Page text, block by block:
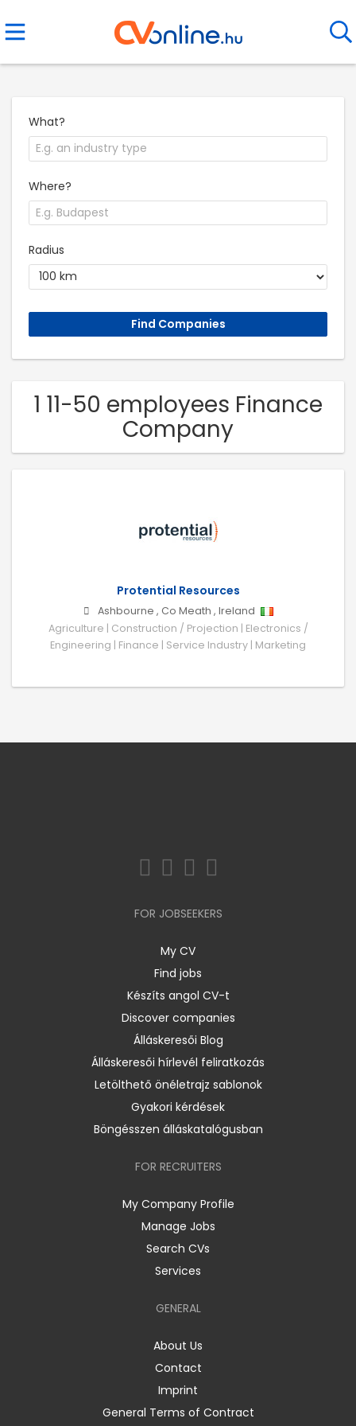
What?
Where?
Radius
1 11-50 employees Finance
Company
Protential Resources
Ashbourne , Co Meath , Ireland
Agriculture | Construction / Projection | Electronics /
Engineering | Finance | Service Industry | Marketing
FOR JOBSEEKERS
My CV
Find jobs
Készíts angol CV-t
Discover companies
Álláskeresői Blog
Álláskeresői hírlevél feliratkozás
Letölthető önéletrajz sablonok
Gyakori kérdések
Böngésszen álláskatalógusban
FOR RECRUITERS
My Company Profile
Manage Jobs
Search CVs
Services
GENERAL
About Us
Contact
Imprint
General Terms of Contract